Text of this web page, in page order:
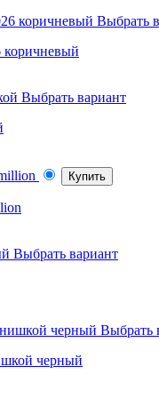
Выбрать
коричневый
Выбрать вариант
Купить
Выбрать вариант
Выбрать
черный